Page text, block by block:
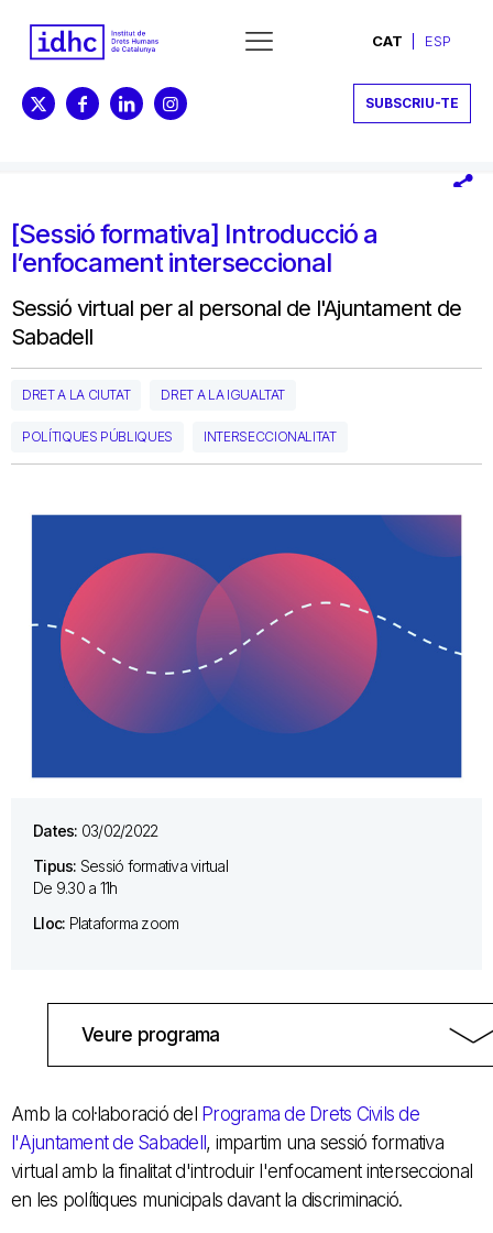
CAT ESP
SUBSCRIU-TE
[Sessió formativa] Introducció a
l’enfocament interseccional
Sessió virtual per al personal de l'Ajuntament de
Sabadell
DRET A LA CIUTAT DRET A LA IGUALTAT
POLÍTIQUES PÚBLIQUES INTERSECCIONALITAT
Dates: 03/02/2022
Tipus: Sessió formativa virtual
De 9.30 a 11h
Lloc: Plataforma zoom
Veure programa
Amb la col·laboració del Programa de Drets Civils de
l'Ajuntament de Sabadell , impartim una sessió formativa
virtual amb la finalitat d'introduir l'enfocament interseccional
en les polítiques municipals davant la discriminació.